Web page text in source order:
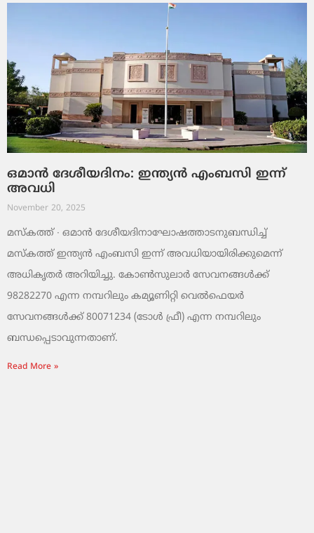
ഒമാൻ ദേശീയദിനം: ഇന്ത്യൻ എംബസി ഇന്ന്
അവധി
November 20, 2025
മസ്‌കത്ത് ∙ ഒമാൻ ദേശീയദിനാഘോഷത്താടനുബന്ധിച്ച്
മസ്‌കത്ത് ഇന്ത്യൻ എംബസി ഇന്ന് അവധിയായിരിക്കുമെന്ന്
അധികൃതർ അറിയിച്ചു. കോൺസുലാർ സേവനങ്ങൾക്ക്
98282270 എന്ന നമ്പറിലും കമ്യൂണിറ്റി വെൽഫെയർ
സേവനങ്ങൾക്ക് 80071234 (ടോൾ ഫ്രീ) എന്ന നമ്പറിലും
ബന്ധപ്പെടാവുന്നതാണ്.
Read More »